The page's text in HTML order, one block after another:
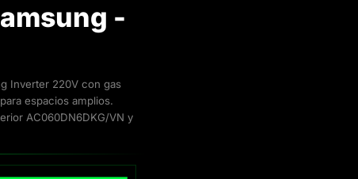
-
Inverter 220V con gas
espacios amplios.
AC060DN6DKG/VN y